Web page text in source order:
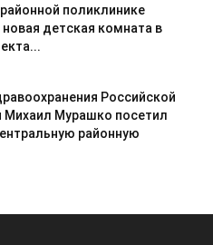
районной поликлинике
детская комната в
Российской
Михаил Мурашко посетил
районную